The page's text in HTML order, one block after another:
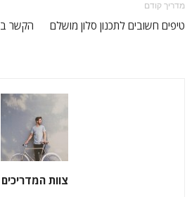
מדריך קודם
טיפים חשובים לתכנון סלון מושלם
הקשר
צוות המדריכים